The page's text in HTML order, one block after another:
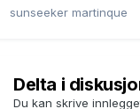
sunseeker martinque
Delta i
Du kan skrive